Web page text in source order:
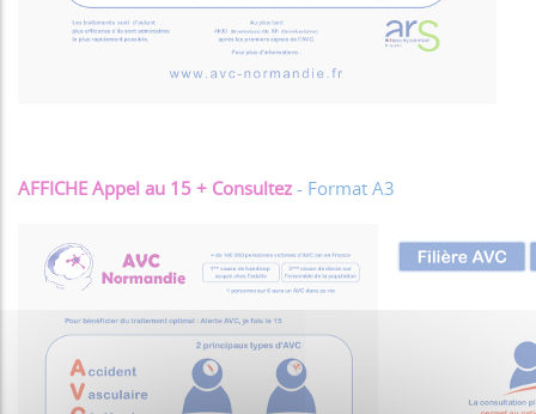
AFFICHE Appel au 15 + Consultez - Format A3